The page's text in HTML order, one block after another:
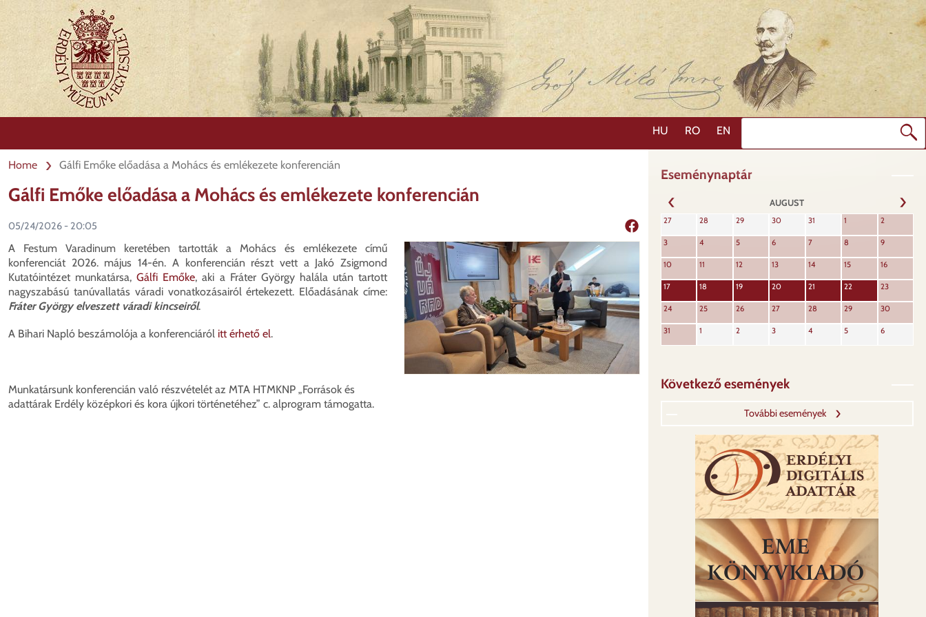
to
main
content
HU RO EN
Home Gálfi Emőke előadása a Mohács és emlékezete konferencián
Gálfi Emőke előadása a Mohács és emlékezete konferencián
Share
05/24/2026 - 20:05
A Festum Varadinum keretében tartották a Mohács és emlékezete című
konferenciát 2026. május 14-én. A konferencián részt vett a Jakó Zsigmond
Kutatóintézet munkatársa,Gálfi Emőke, aki a Fráter György halála után tartott
nagyszabású tanúvallatás váradi vonatkozásairól értekezett. Előadásának címe:
Fráter György elveszett váradi kincseiről.
A Bihari Napló beszámolója a konferenciáról itt érhető el.
Munkatársunk konferencián való részvételét az MTA HTMKNP „Források és
adattárak Erdély középkori és kora újkori történetéhez” c. alprogram támogatta.
Eseménynaptár
PREVIOUS
AUGUST
27 28 29 30 31 1 2
3 4 5 6 7 8 9
10 11 12 13 14 15 16
17 18 19 20 21 22 23
24 25 26 27 28 29 30
31 1 2 3 4 5 6
Következő események
További események